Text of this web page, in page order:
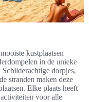
kustplaatsen
in de unieke
Schilderachtige dorpjes,
stranden maken deze
Elke plaats heeft
voor alle